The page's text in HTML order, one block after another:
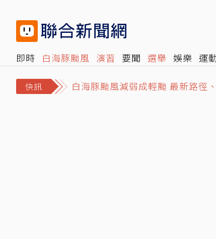
即時 白海豚颱風 演習 要聞 選舉 娛樂 運
快訊
白海豚颱風減弱成輕颱 最新路徑
飛機餐出事了？南航疑提供「黑